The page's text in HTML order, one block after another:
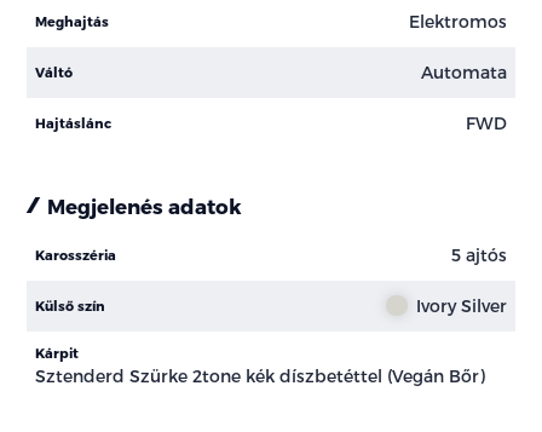
Meghajtás Elektromos
Váltó Automata
Hajtáslánc FWD
Megjelenés adatok
Karosszéria 5 ajtós
Külső szín Ivory Silver
Kárpit
Sztenderd Szürke 2tone kék díszbetéttel (Vegán Bőr)